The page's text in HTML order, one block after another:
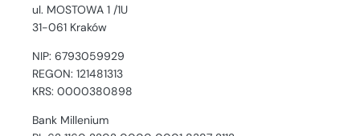
ul. MOSTOWA 1 /1U
31-061 Kraków
NIP: 6793059929
REGON: 121481313
KRS: 0000380898
Bank Millenium